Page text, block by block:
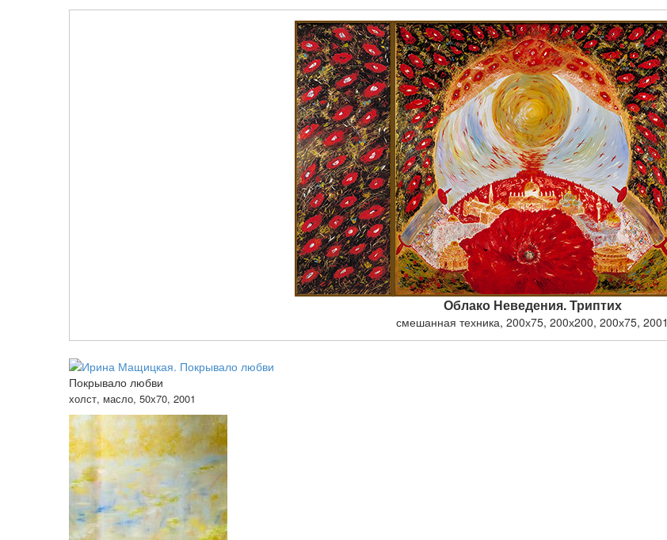
Облако Неведения. Триптих
смешанная техника, 200х75, 200х200, 200х75, 2001
Покрывало любви
холст, масло, 50х70, 2001